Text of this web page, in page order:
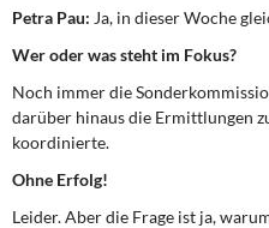
Eurokrise und Griechenland
DIE LINKE
Weitere Themen
Memo-Gruppe
Petra Pau: Ja, in dieser Woche
Wer oder was steht im Fokus?
Noch immer die
darüber hinaus die Ermittlungen
koordinierte.
Ohne Erfolg!
Leider. Aber die Frage ist ja,